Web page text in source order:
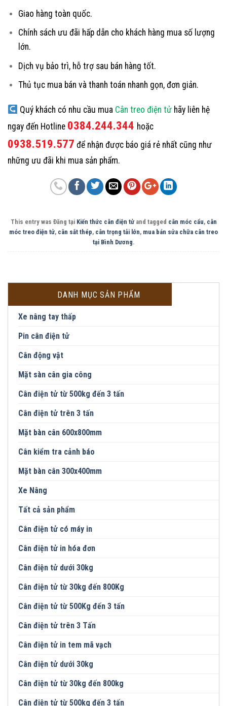
Giao hàng toàn quốc.
Chính sách ưu đãi hấp dẫn cho khách hàng mua số lượng
lớn.
Dịch vụ bảo trì, hỗ trợ sau bán hàng tốt.
Thủ tục mua bán và thanh toán nhanh gọn, đơn giản.
Quý khách có nhu cầu mua Cân treo điện tử hãy liên hệ
ngay đến Hotline 0384.244.344 hoặc
0938.519.577 để nhận được báo giá rẻ nhất cũng như
những ưu đãi khi mua sản phẩm.
This entry was Đăng tại Kiến thức cân điện tửand tagged cân móc cẩu, cân
móc treo điện tử, cân sắt thép, cân trọng tải lớn, mua bán sửa chữa cân treo
tại Bình Dương.
DANH MỤC SẢN PHẨM
Xe nâng tay thấp
Pin cân điện tử
Cân động vật
Mặt sàn cân gia công
Cân điện tử từ 500kg đến 3 tấn
Cân điện tử trên 3 tấn
Mặt bàn cân 600x800mm
Cân kiểm tra cảnh báo
Mặt bàn cân 300x400mm
Xe Nâng
Tất cả sản phẩm
Cân điện tử có máy in
Cân điện tử in hóa đơn
Cân điện tử dưới 30kg
Cân điện tử từ 30kg đến 800Kg
Cân điện tử từ 500Kg đến 3 tấn
Cân điện tử trên 3 Tấn
Cân điện tử in tem mã vạch
Cân điện tử dưới 30kg
Cân điện tử từ 30kg đến 800kg
Cân điện tử từ 500kg đến 3 tấn